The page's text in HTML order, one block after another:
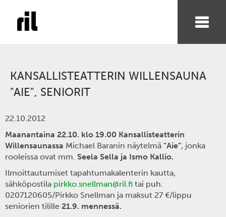
KANSALLISTEATTERIN WILLENSAUNA
"AIE", SENIORIT
22.10.2012
Maanantaina 22.10. klo 19.00 Kansallisteatterin
Willensaunassa Michael Baranin näytelmä ”Aie”, jonka
rooleissa ovat mm. Seela Sella ja Ismo Kallio.
Ilmoittautumiset tapahtumakalenterin kautta,
sähköpostila pirkko.snellman@ril.fi tai puh.
0207120605/Pirkko Snellman ja maksut 27 €/lippu
seniorien tilille 21.9. mennessä.